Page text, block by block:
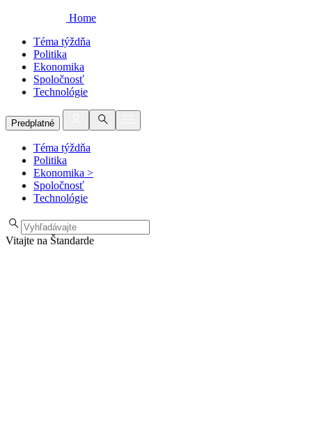
Home
Téma týždňa
Politika
Ekonomika
Spoločnosť
Technológie
Predplatné
Téma týždňa
Politika
Ekonomika >
Spoločnosť
Technológie
Vitajte na Štandarde